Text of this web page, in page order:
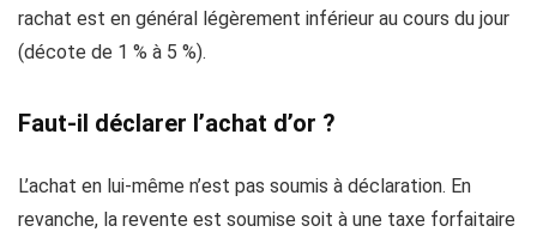
rachat est en général légèrement inférieur au cours du jour
(décote de 1 % à 5 %).
Faut-il déclarer l’achat d’or ?
L’achat en lui-même n’est pas soumis à déclaration. En
revanche, la revente est soumise soit à une taxe forfaitaire